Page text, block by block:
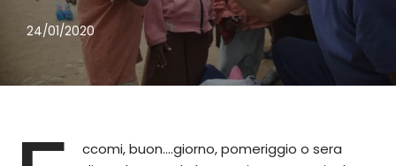
24/01/2020
ccomi, buon….giorno, pomeriggio o sera